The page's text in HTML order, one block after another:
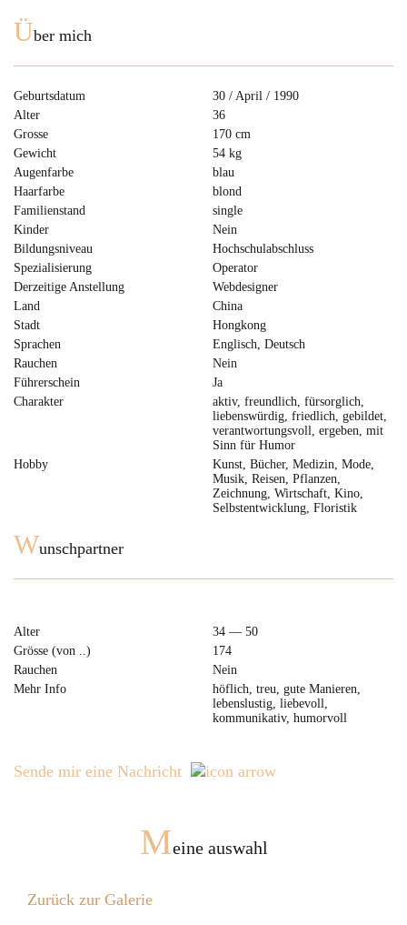
Über mich
Geburtsdatum
30 / April / 1990
Alter
36
Grosse
170 cm
Gewicht
54 kg
Augenfarbe
blau
Haarfarbe
blond
Familienstand
single
Kinder
Nein
Bildungsniveau
Hochschulabschluss
Spezialisierung
Operator
Derzeitige Anstellung
Webdesigner
Land
China
Stadt
Hongkong
Sprachen
Englisch, Deutsch
Rauchen
Nein
Führerschein
Ja
Charakter
aktiv, freundlich, fürsorglich,
liebenswürdig, friedlich, gebildet,
verantwortungsvoll, ergeben, mit
Sinn für Humor
Hobby
Kunst, Bücher, Medizin, Mode,
Musik, Reisen, Pflanzen,
Zeichnung, Wirtschaft, Kino,
Selbstentwicklung, Floristik
Wunschpartner
Alter
34 — 50
Grösse (von ..)
174
Rauchen
Nein
Mehr Info
höflich, treu, gute Manieren,
lebenslustig, liebevoll,
kommunikativ, humorvoll
Sende mir eine Nachricht
Meine auswahl
Zurück zur Galerie